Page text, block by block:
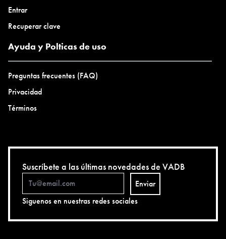
Entrar
Recuperar clave
Ayuda y Polticas de uso
Preguntas frecuentes (FAQ)
Privacidad
Términos
Suscríbete a las últimas novedades de VADB
Enviar
Siguenos en nuestras redes sociales